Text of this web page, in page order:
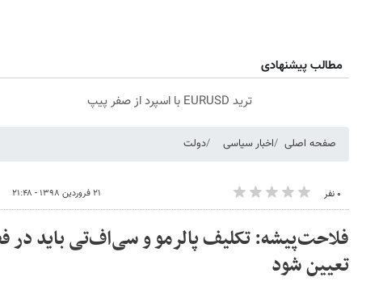
مطالب پیشنهادی
ترید EURUSD با اسپرد از صفر پیپ
صفحه اصلی اخبار سیاسی دولت
۰ نفر ۲۱ فروردین ۱۳۹۸ - ۲۱:۴۸
فلاحت‌پیشه: تکلیف پالرمو و سی‌اف‌تی باید
تعیین شود